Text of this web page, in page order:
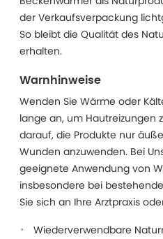
der Verkaufsverpackung
So bleibt die Qualität des
erhalten.
Warnhinweise
Wenden Sie Wärme oder
lange an, um Hautreizungen
darauf, die Produkte nur
Wunden anzuwenden. Bei
geeignete Anwendung von
insbesondere bei
Sie sich an Ihre Arztpraxis
Wiederverwendbare